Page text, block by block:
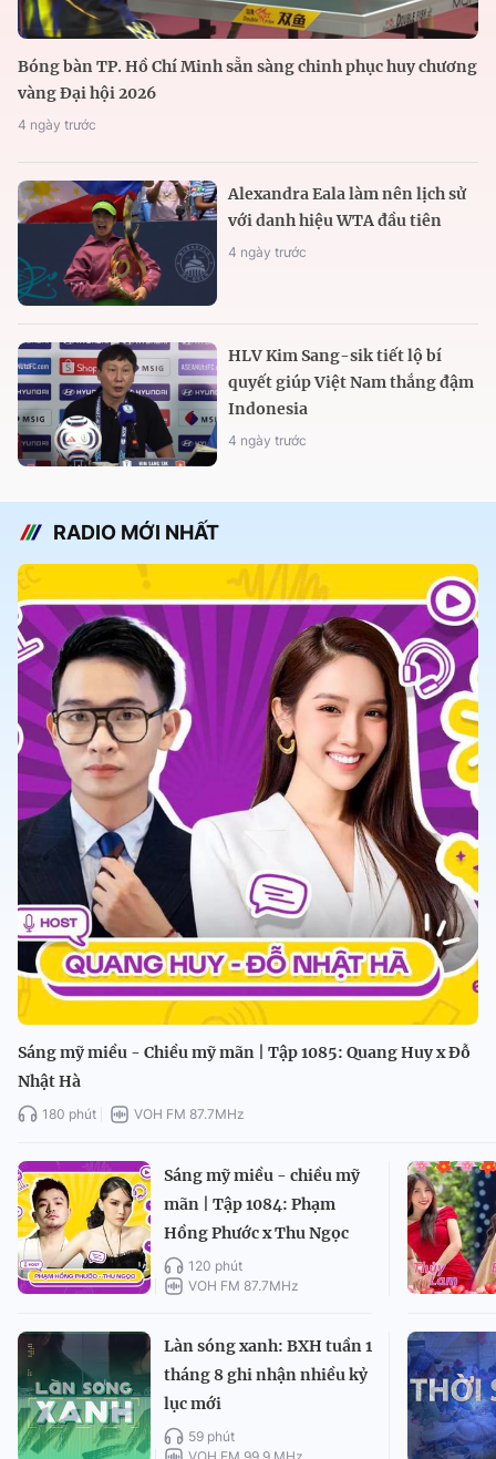
Bóng bàn TP. Hồ Chí Minh sẵn sàng chinh phục huy chương
vàng Đại hội 2026
4 ngày trước
Alexandra Eala làm nên lịch sử
với danh hiệu WTA đầu tiên
4 ngày trước
HLV Kim Sang-sik tiết lộ bí
quyết giúp Việt Nam thắng đậm
Indonesia
4 ngày trước
RADIO MỚI NHẤT
Sáng mỹ miều - Chiều mỹ mãn | Tập 1085: Quang Huy x Đỗ
Nhật Hà
180 phút VOH FM 87.7MHz
Sáng mỹ miều - chiều mỹ
mãn | Tập 1084: Phạm
Hồng Phước x Thu Ngọc
120 phút
VOH FM 87.7MHz
Làn sóng xanh: BXH tuần 1
tháng 8 ghi nhận nhiều kỷ
lục mới
59 phút